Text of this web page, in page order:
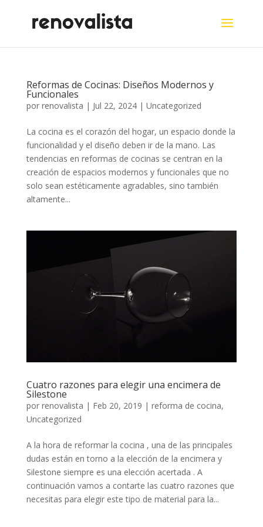
Reformas de Cocinas: Diseños Modernos y
Funcionales
por renovalista | Jul 22, 2024| Uncategorized
La cocina es el corazón del hogar, un espacio donde la
funcionalidad y el diseño deben ir de la mano. Las
tendencias en reformas de cocinas se centran en la
creación de espacios modernos y funcionales que no
solo sean estéticamente agradables, sino también
altamente...
Cuatro razones para elegir una encimera de
Silestone
por renovalista | Feb 20, 2019 | reforma de cocina,
Uncategorized
A la hora de reformar la cocina , una de las principales
dudas están en torno a la elección de la encimera y
Silestone siempre es una elección acertada . A
continuación vamos a contarte las cuatro razones que
necesitas para elegir este tipo de material para la...